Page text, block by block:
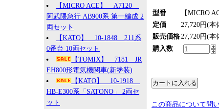
【MICRO ACE】 A7120
阿武隈急行 AB900系 第一編成 2
両セット
【KATO】 10-1848 211系
0番台 10両セット
【TOMIX】 7181 JR
EH800形電気機関車(新塗装)
【KATO】 10-1918
HB-E300系「SATONO」 2両セ
ット
型番
【MICRO
定価
27,720円(本
販売価格27,720円(本
購入数
この商品について問